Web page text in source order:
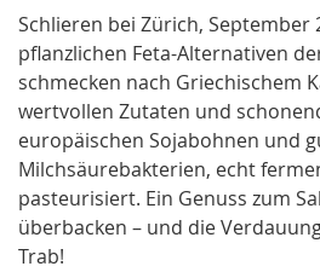
Schlieren bei Zürich,
pflanzlichen Feta-Alternativen
schmecken nach Griechischem
wertvollen Zutaten und
europäischen Sojabohnen und
Milchsäurebakterien, echt
pasteurisiert. Ein Genuss zum
überbacken – und die
Trab!